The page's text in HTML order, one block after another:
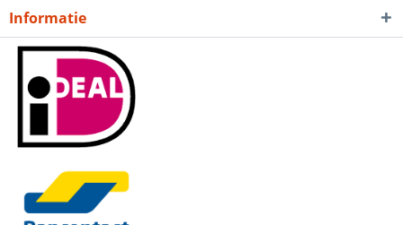
Informatie